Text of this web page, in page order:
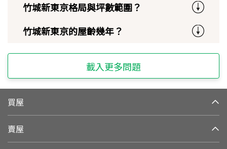
竹城新東京格局與坪數範圍？
竹城新東京的屋齡幾年？
載入更多問題
買屋
賣屋